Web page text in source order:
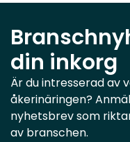
din inkorg
Är du intresserad av
åkerinäringen?
nyhetsbrev som
av branschen.